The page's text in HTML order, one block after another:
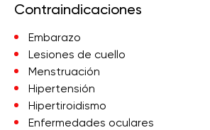
Contraindicaciones
Embarazo
Lesiones de cuello
Menstruación
Hipertensión
Hipertiroidismo
Enfermedades oculares